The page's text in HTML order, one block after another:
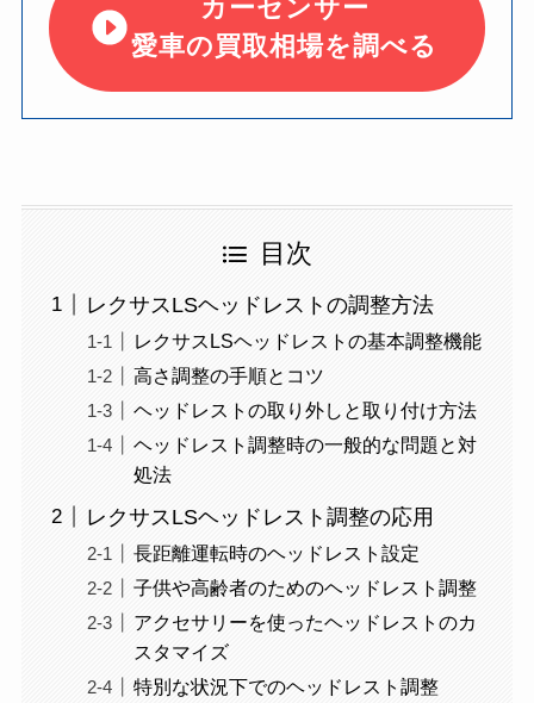
カーセンサー
愛車の買取相場を調べる
目次
レクサスLSヘッドレストの調整方法
レクサスLSヘッドレストの基本調整機能
高さ調整の手順とコツ
ヘッドレストの取り外しと取り付け方法
ヘッドレスト調整時の一般的な問題と対
処法
レクサスLSヘッドレスト調整の応用
長距離運転時のヘッドレスト設定
子供や高齢者のためのヘッドレスト調整
アクセサリーを使ったヘッドレストのカ
スタマイズ
特別な状況下でのヘッドレスト調整